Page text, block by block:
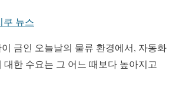
쿠 뉴스
금인 오늘날의 물류 환경에서, 자동화
대한 수요는 그 어느 때보다 높아지고